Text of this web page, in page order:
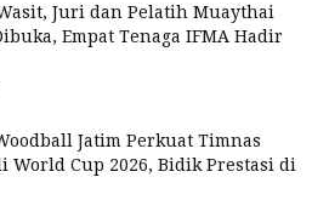
Juri dan Pelatih Muaythai
Empat Tenaga IFMA Hadir
Jatim Perkuat Timnas
World Cup 2026, Bidik Prestasi di